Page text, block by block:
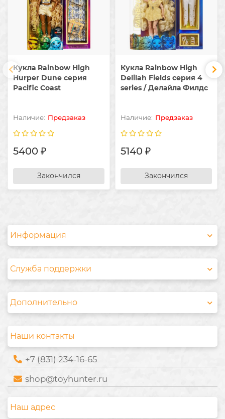
Кукла Rainbow High
Hurper Dune серия
Pacific Coast
Предзаказ
5400 ₽
Закончился
Кукла Rainbow High
Delilah Fields серия 4
series / Делайла Филдс
Предзаказ
5140 ₽
Закончился
Информация
Служба поддержки
Дополнительно
Наши контакты
+7 (831) 234-16-65
shop@toyhunter.ru
Наш адрес